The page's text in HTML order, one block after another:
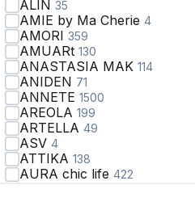
ALIN 35
AMIE by Ma Сherie 4
AMORI 359
AMUARt 130
ANASTASIA MAK 114
ANIDEN 71
ANNETE 1500
AREOLA 199
ARTELLA 49
ASV 4
ATTIKA 138
AURA chic life 422